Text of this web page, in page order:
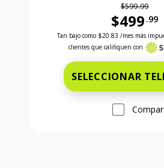
$599.99
$499 .99
Antes el precio era 599
Tan bajo como $20.83 /mes más
clientes que califiquen con
SELECCIONAR